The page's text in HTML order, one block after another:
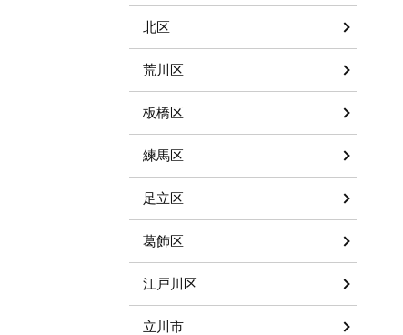
北区
荒川区
板橋区
練馬区
足立区
葛飾区
江戸川区
立川市